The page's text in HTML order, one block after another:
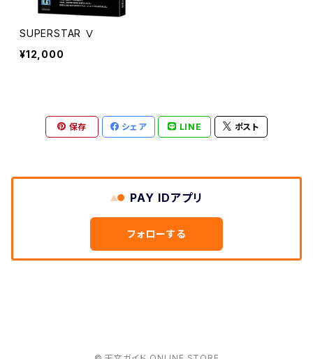
SUPERSTAR Ⅴ
¥12,000
保存 シェア LINE ポスト
PAY IDアプリ
フォローする